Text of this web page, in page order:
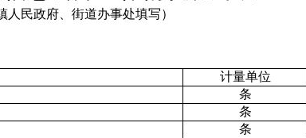
人民政府、街道办事处填写）
计量单位
条
条
条